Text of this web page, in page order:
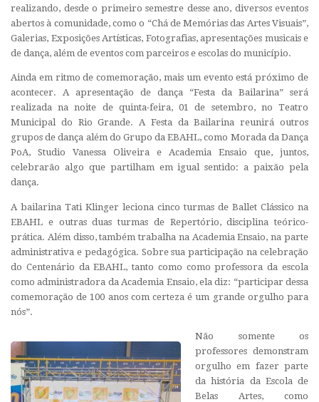
realizando, desde o primeiro semestre desse ano, diversos eventos
abertos à comunidade, como o “Chá de Memórias das Artes Visuais”,
Galerias, Exposições Artísticas, Fotografias, apresentações musicais e
de dança, além de eventos com parceiros e escolas do município.
Ainda em ritmo de comemoração, mais um evento está próximo de
acontecer. A apresentação de dança “Festa da Bailarina” será
realizada na noite de quinta-feira, 01 de setembro, no Teatro
Municipal do Rio Grande. A Festa da Bailarina reunirá outros
grupos de dança além do Grupo da EBAHL, como Morada da Dança
PoA, Studio Vanessa Oliveira e Academia Ensaio que, juntos,
celebrarão algo que partilham em igual sentido: a paixão pela
dança.
A bailarina Tati Klinger leciona cinco turmas de Ballet Clássico na
EBAHL e outras duas turmas de Repertório, disciplina teórico-
prática. Além disso, também trabalha na Academia Ensaio, na parte
administrativa e pedagógica. Sobre sua participação na celebração
do Centenário da EBAHL, tanto como como professora da escola
como administradora da Academia Ensaio, ela diz: “participar dessa
comemoração de 100 anos com certeza é um grande orgulho para
nós”.
Não somente os
professores demonstram
orgulho em fazer parte
da história da Escola de
Belas Artes, como